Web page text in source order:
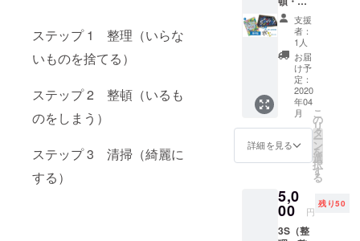
ステップ 1 整理（いらな
いものを捨てる）
ステップ 2 整頓（いるも
のをしまう）
ステップ 3 清掃（綺麗に
する）
園のお友達
をすぐに
「抱っこ」
したくなっ
てしまう。
「子どもは
日本の宝で
す」が口癖
になってき
た。
働く社員の
幸せを一番
に目指して
製歓
迎、再
配布歓
迎、ご
自由に
お使い
くださ
い。
（画像
はイ
メージ
掃）で
学んだ
こと
を、実
践する
ための
ツール
です。
子ども
のため
の3S教
本「ゴ
チャキ
イド」
（冊子
版）を
セット
支援
者：
1人
お届
け予
定：
2020
年04
月
詳細を見る
こ
の
リ
タ
ー
ン
を
選
択
す
る
5,0
00 円
残り50
3S（整